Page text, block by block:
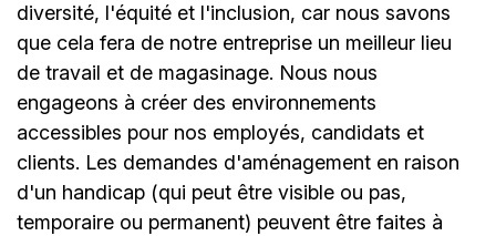
diversité, l'équité et l'inclusion, car nous savons
que cela fera de notre entreprise un meilleur lieu
de travail et de magasinage. Nous nous
engageons à créer des environnements
accessibles pour nos employés, candidats et
clients. Les demandes d'aménagement en raison
d'un handicap (qui peut être visible ou pas,
temporaire ou permanent) peuvent être faites à